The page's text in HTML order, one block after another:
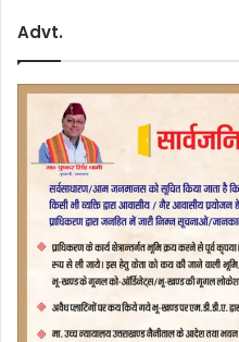
Advt.